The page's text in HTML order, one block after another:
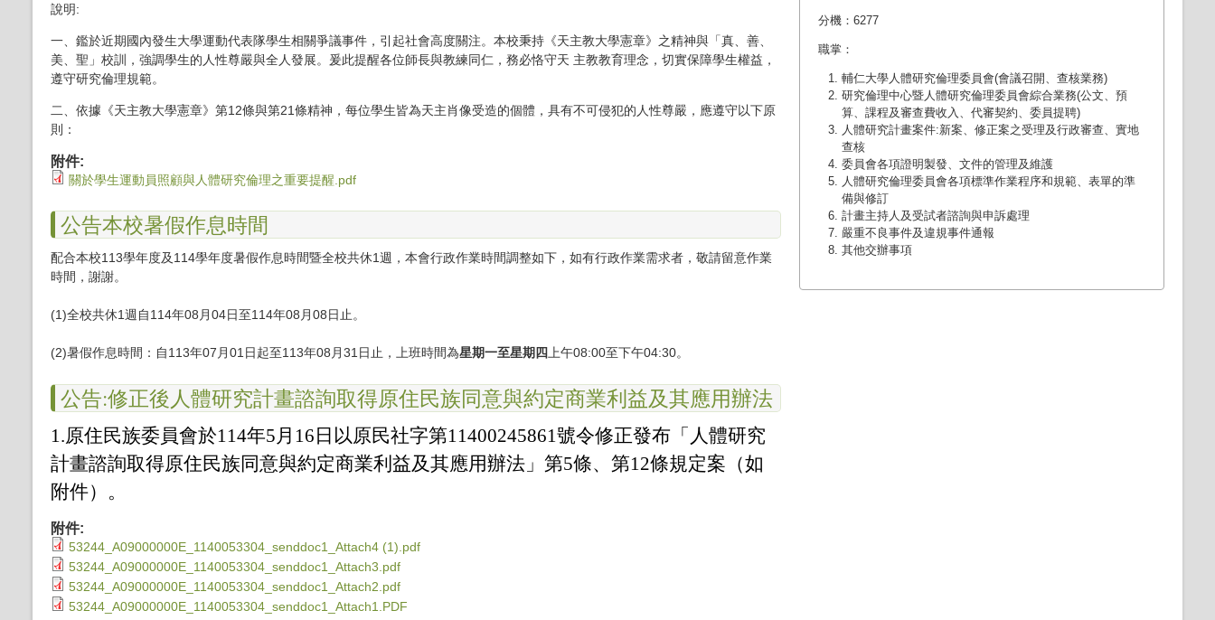
說明:
一、鑑於近期國內發生大學運動代表隊學生相關爭議事件，引起社會高度關注。本校秉持《天主教大學憲章》之精神與「真、善、
美、聖」校訓，強調學生的人性尊嚴與全人發展。爰此提醒各位師長與教練同仁，務必恪守天 主教教育理念，切實保障學生權益，
遵守研究倫理規範。
二、依據《天主教大學憲章》第12條與第21條精神，每位學生皆為天主肖像受造的個體，具有不可侵犯的人性尊嚴，應遵守以下原
則：
附件:
關於學生運動員照顧與人體研究倫理之重要提醒.pdf
公告本校暑假作息時間
配合本校113學年度及114學年度暑假作息時間暨全校共休1週，本會行政作業時間調整如下，如有行政作業需求者，敬請留意作業
時間，謝謝。
(1)全校共休1週自114年08月04日至114年08月08日止。
(2)暑假作息時間：自113年07月01日起至113年08月31日止，上班時間為星期一至星期四上午08:00至下午04:30。
公告:修正後人體研究計畫諮詢取得原住民族同意與約定商業利益及其應用辦法
1.原住民族委員會於114年5月16日以原民社字第11400245861號令修正發布「人體研究
計畫諮詢取得原住民族同意與約定商業利益及其應用辦法」第5條、第12條規定案（如
附件）。
附件:
53244_A09000000E_1140053304_senddoc1_Attach4 (1).pdf
53244_A09000000E_1140053304_senddoc1_Attach3.pdf
53244_A09000000E_1140053304_senddoc1_Attach2.pdf
53244_A09000000E_1140053304_senddoc1_Attach1.PDF
分機：6277
職掌：
輔仁大學人體研究倫理委員會(會議召開、查核業務)
研究倫理中心暨人體研究倫理委員會綜合業務(公文、預
算、課程及審查費收入、代審契約、委員提聘)
人體研究計畫案件:新案、修正案之受理及行政審查、實地
查核
委員會各項證明製發、文件的管理及維護
人體研究倫理委員會各項標準作業程序和規範、表單的準
備與修訂
計畫主持人及受試者諮詢與申訴處理
嚴重不良事件及違規事件通報
其他交辦事項